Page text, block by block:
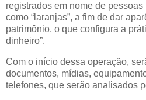
registrados em nome de
como “laranjas”, a fim de dar
patrimônio, o que configura a
dinheiro”.
Com o início dessa operação,
documentos, mídias,
telefones, que serão analisados